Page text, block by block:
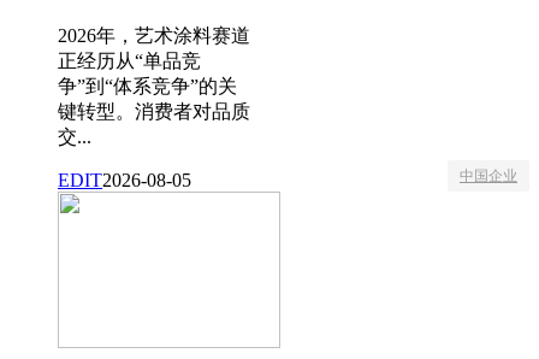
2026年，艺术涂料赛道
正经历从“单品竞
争”到“体系竞争”的关
键转型。消费者对品质
交...
EDIT2026-08-05 中国企业